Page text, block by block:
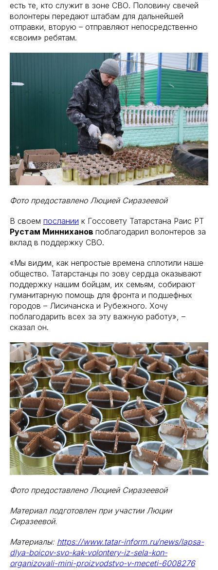
есть те, кто служит в зоне СВО. Половину свечей
волонтеры передают штабам для дальнейшей
отправки, вторую – отправляют непосредственно
«своим» ребятам.
Фото предоставлено Люцией Сиразеевой
В своем послании к Госсовету Татарстана Раис РТ
Рустам Минниханов поблагодарил волонтеров за
вклад в поддержку СВО.
«Мы видим, как непростые времена сплотили наше
общество. Татарстанцы по зову сердца оказывают
поддержку нашим бойцам, их семьям, собирают
гуманитарную помощь для фронта и подшефных
городов – Лисичанска и Рубежного. Хочу
поблагодарить всех за эту важную работу», –
сказал он.
Фото предоставлено Люцией Сиразеевой
Материал подготовлен при участии Люции
Сиразеевой.
Материалы: https://www.tatar-inform.ru/news/lapsa-
dlya-boicov-svo-kak-volontery-iz-sela-kon-
organizovali-mini-proizvodstvo-v-meceti-6008276